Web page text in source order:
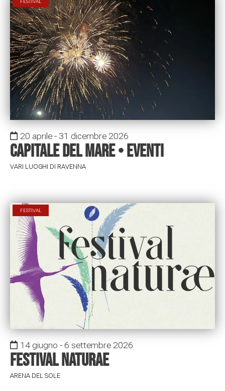
FESTIVAL
20 aprile - 31 dicembre 2026
Capitale del mare • Eventi
VARI LUOGHI DI RAVENNA
FESTIVAL
14 giugno - 6 settembre 2026
Festival Naturae
ARENA DEL SOLE